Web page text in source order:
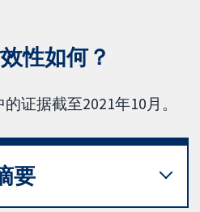
性如何？
证据截至2021年10月。
要